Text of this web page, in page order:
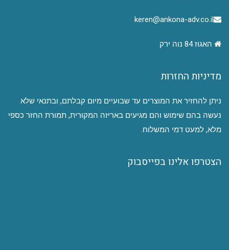
keren@ankona-adv.co.il
האגוז 84 נוה ירק
מדיניות החזרות
ניתן להחזיר את המוצרים עד שבועיים מיום קבלתם, ובתנאי שלא
נעשה בהם שימוש והם מגיעים באריזה המקורית, תמורת החזר כספי
מלא, למעט דמי המשלוח.
הצטרפו אלינו בפייסבוק